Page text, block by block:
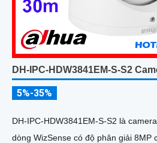
DH-IPC-HDW3841EM-S-S2
5%-35%
DH-IPC-HDW3841EM-S-S2 là
dòng WizSense có độ phân giải 8MP